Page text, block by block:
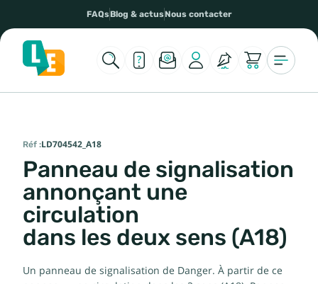
FAQsBlog & actusNous contacter
Réf :LD704542_A18
Panneau de signalisation
annonçant une
circulation
dans les deux sens (A18)
Un panneau de signalisation de Danger. À partir de ce